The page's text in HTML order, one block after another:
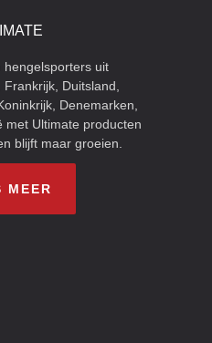
hengelsporters uit
Duitsland,
Denemarken,
met Ultimate producten
blijft maar groeien.
MEER